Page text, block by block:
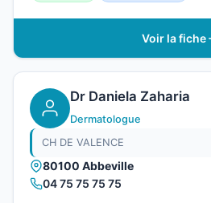
Voir la fiche
Dr Daniela Zaharia
Dermatologue
CH DE VALENCE
80100 Abbeville
04 75 75 75 75